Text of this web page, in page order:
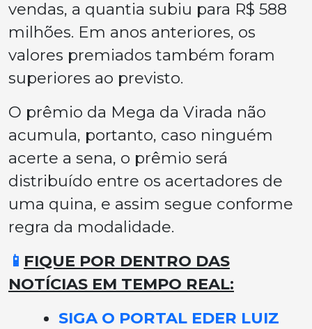
vendas, a quantia subiu para R$ 588
milhões. Em anos anteriores, os
valores premiados também foram
superiores ao previsto.
O prêmio da Mega da Virada não
acumula, portanto, caso ninguém
acerte a sena, o prêmio será
distribuído entre os acertadores de
uma quina, e assim segue conforme
regra da modalidade.
📱 FIQUE POR DENTRO DAS
NOTÍCIAS EM TEMPO REAL:
SIGA O PORTAL EDER LUIZ